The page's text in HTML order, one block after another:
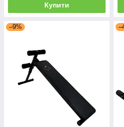
Купити
–9%